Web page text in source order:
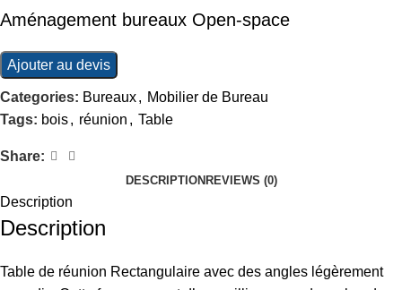
Aménagement bureaux Open-space
Ajouter au devis
Categories: Bureaux, Mobilier de Bureau
Tags: bois, réunion , Table
Share:
DESCRIPTIONREVIEWS (0)
Description
Description
Table de réunion Rectangulaire avec des angles légèrement